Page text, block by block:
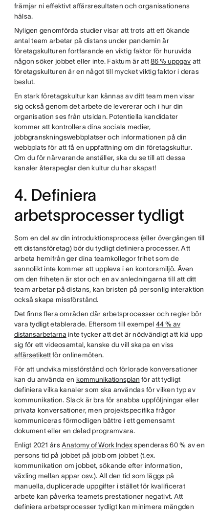
främjar ni effektivt affärsresultaten och organisationens
hälsa.
Nyligen genomförda studier visar att trots att ett ökande
antal team arbetar på distans under pandemin är
företagskulturen fortfarande en viktig faktor för huruvida
någon söker jobbet eller inte. Faktum är att86 % uppgav att
företagskulturen är en något till mycket viktig faktor i deras
beslut.
En stark företagskultur kan kännas av ditt team men visar
sig också genom det arbete de levererar och i hur din
organisation ses från utsidan. Potentiella kandidater
kommer att kontrollera dina sociala medier,
jobbgranskningswebbplatser och informationen på din
webbplats för att få en uppfattning om din företagskultur.
Om du för närvarande anställer, ska du se till att dessa
kanaler återspeglar den kultur du har skapat!
4. Definiera
arbetsprocesser tydligt
Som en del av din introduktionsprocess (eller övergången till
ett distansföretag) bör du tydligt definiera processer. Att
arbeta hemifrån ger dina teamkollegor frihet som de
sannolikt inte kommer att uppleva i en kontorsmiljö. Även
om den friheten är stor och en av anledningarna till att ditt
team arbetar på distans, kan bristen på personlig interaktion
också skapa missförstånd.
Det finns flera områden där arbetsprocesser och regler bör
vara tydligt etablerade. Eftersom till exempel 44 % av
distansarbetarna inte tycker att det är nödvändigt att klä upp
sig för ett videosamtal, kanske du vill skapa en viss
affärsetikettför onlinemöten.
För att undvika missförstånd och förlorade konversationer
kan du använda en kommunikationsplan för att tydligt
definiera vilka kanaler som ska användas för vilken typ av
kommunikation. Slack är bra för snabba uppföljningar eller
privata konversationer, men projektspecifika frågor
kommuniceras förmodligen bättre i ett gemensamt
dokument eller en delad programvara.
Enligt 2021 årsAnatomy of Work Indexspenderas 60 % av en
persons tid på jobbet på jobb om jobbet (t.ex.
kommunikation om jobbet, sökande efter information,
växling mellan appar osv.). All den tid som läggs på
manuella, duplicerade uppgifter i stället för kvalificerat
arbete kan påverka teamets prestationer negativt. Att
definiera arbetsprocesser tydligt kan minimera mängden